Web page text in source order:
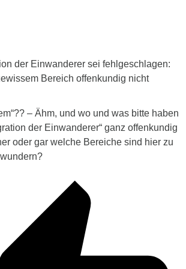
der Einwanderer sei fehlgeschlagen:
Bereich offenkundig nicht
– Ähm, und wo und was bitte haben
der Einwanderer“ ganz offenkundig
oder gar welche Bereiche sind hier zu